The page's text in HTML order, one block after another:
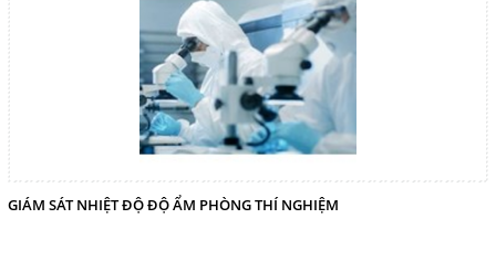
GIÁM SÁT NHIỆT ĐỘ ĐỘ ẨM PHÒNG THÍ NGHIỆM